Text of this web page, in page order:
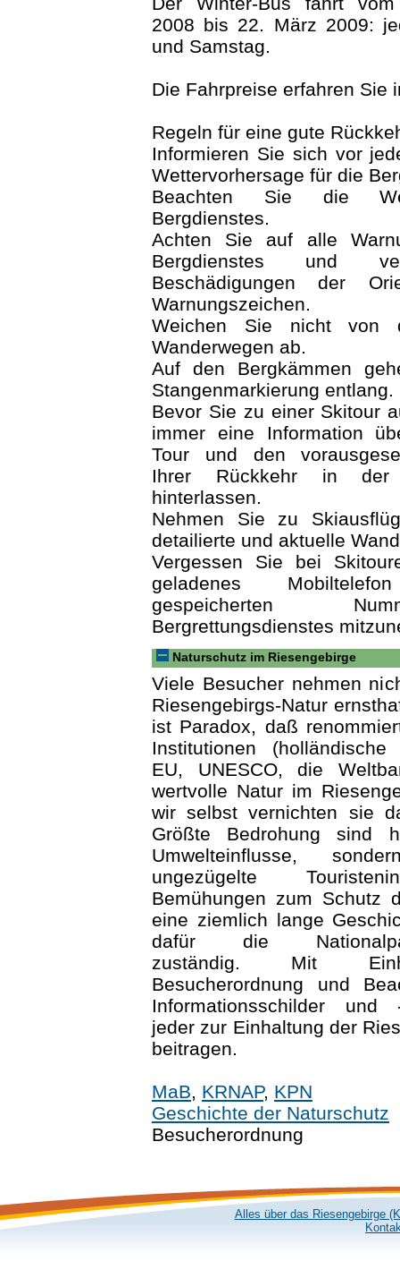
2008 bis 22. März 2009:
und Samstag.
Die Fahrpreise erfahren Sie
Regeln für eine gute
Informieren Sie sich vor
Wettervorhersage für die
Beachten Sie die
Bergdienstes.
Achten Sie auf alle
Bergdienstes und
Beschädigungen der
Warnungszeichen.
Weichen Sie nicht von
Wanderwegen ab.
Auf den Bergkämmen
Stangenmarkierung entlang.
Bevor Sie zu einer Skitour
immer eine Information
Tour und den
Ihrer Rückkehr in der
hinterlassen.
Nehmen Sie zu
detailierte und aktuelle
Vergessen Sie bei
geladenes
gespeicherten
Bergrettungsdienstes
Naturschutz im Riesengebirge
Viele Besucher nehmen
Riesengebirgs-Natur
ist Paradox, daß
Institutionen
EU, UNESCO, die
wertvolle Natur im
wir selbst vernichten sie
Größte Bedrohung sind
Umwelteinflusse,
ungezügelte
Bemühungen zum Schutz
eine ziemlich lange
dafür die
zuständig. Mit
Besucherordnung und
Informationsschilder und
jeder zur Einhaltung der
beitragen.
MaB, KRNAP, KPN
Geschichte der Naturschutz
Besucherordnung
Alles über das Riesengebirge